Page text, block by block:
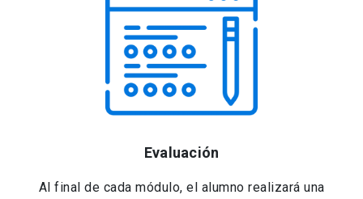
Evaluación
Al final de cada módulo, el alumno realizará una